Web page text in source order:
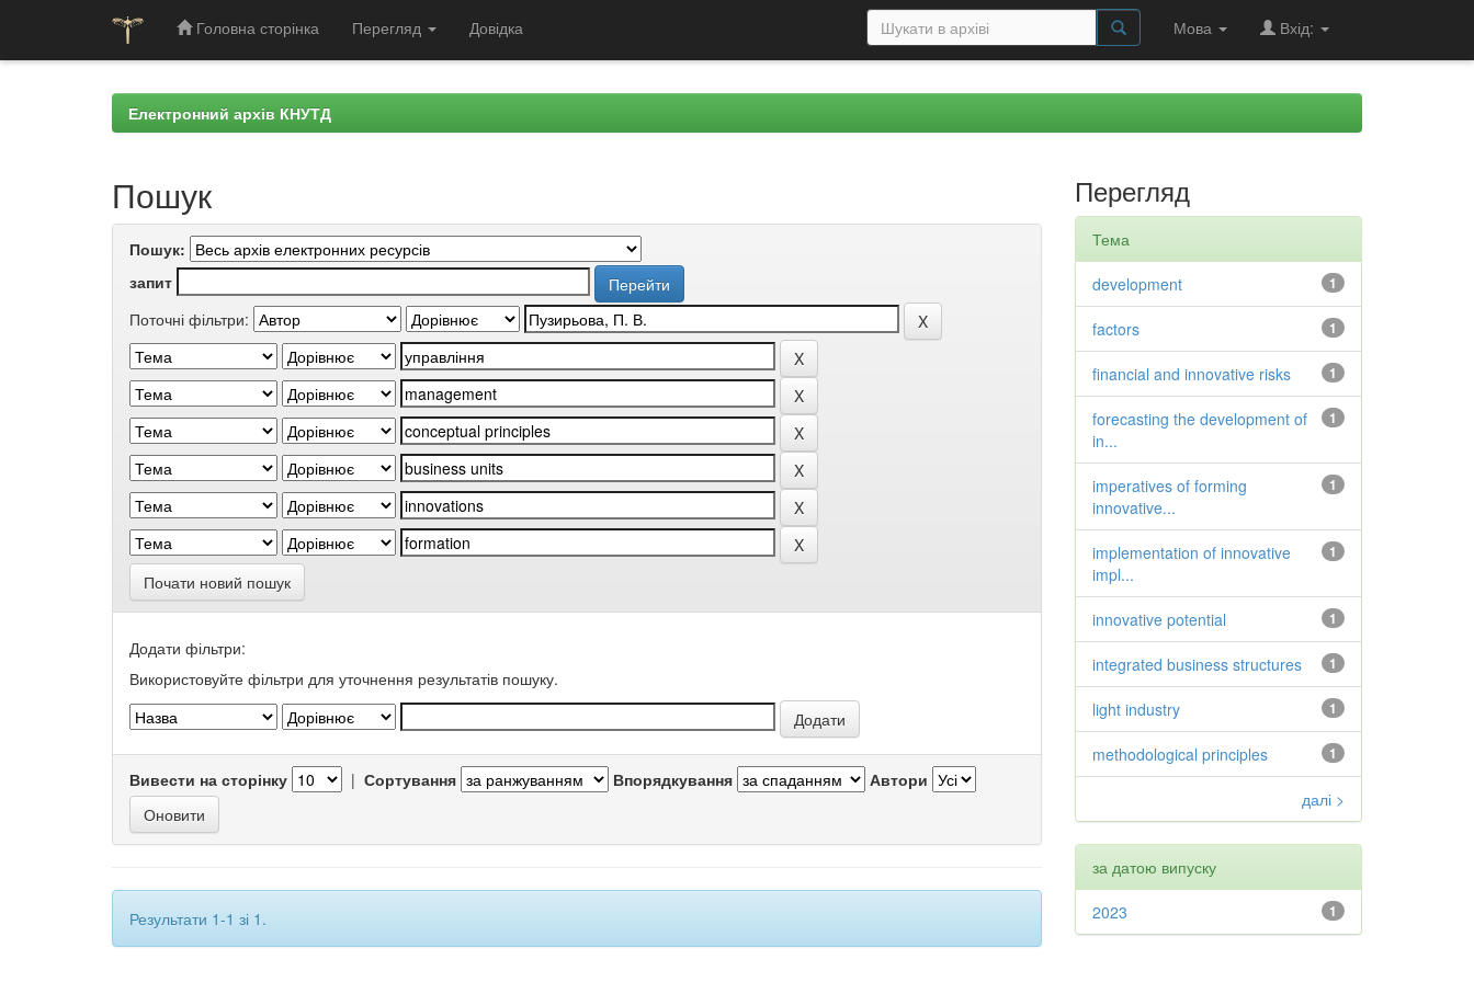
Головна сторінка Перегляд Довідка Мова Вхід:
Електронний архів КНУТД
Пошук
Пошук:
запит
Поточні фільтри:
Почати новий пошук
Додати фільтри:
Використовуйте фільтри для уточнення результатів пошуку.
Вивести на сторінку | Сортування Впорядкування Автори
Результати 1-1 зі 1.
Перегляд
Тема
1
development
1
factors
1
financial and innovative risks
1
forecasting the development of
in...
1
imperatives of forming
innovative...
1
implementation of innovative
impl...
1
innovative potential
1
integrated business structures
1
light industry
1
methodological principles
далі >
за датою випуску
1
2023